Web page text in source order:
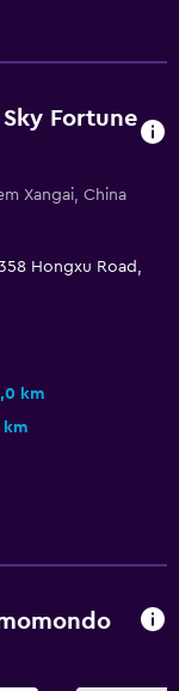
Fortune
Xangai, China
Hongxu Road,
km
km